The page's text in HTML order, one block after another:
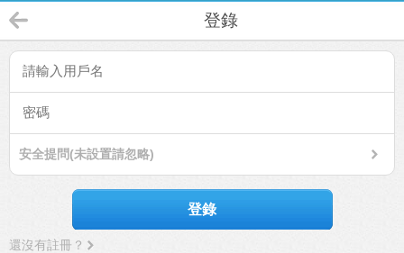
登錄
安全提問(未設置請忽略)
登錄
還沒有註冊？